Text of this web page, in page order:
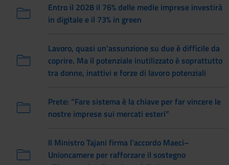
Entro il 2028 il 76% delle medie imprese investirà
in digitale e il 73% in green
Lavoro, quasi un'assunzione su due è difficile da
coprire. Ma il potenziale inutilizzato è soprattutto
tra donne, inattivi e forze di lavoro potenziali
Prete: “Fare sistema è la chiave per far vincere le
nostre imprese sui mercati esteri”
Il Ministro Tajani firma l’accordo Maeci–
Unioncamere per rafforzare il sostegno